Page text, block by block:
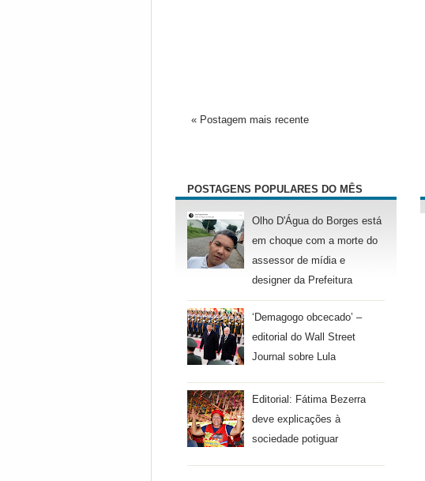
« Postagem mais recente
POSTAGENS POPULARES DO MÊS
Olho D'Água do Borges está
em choque com a morte do
assessor de mídia e
designer da Prefeitura
‘Demagogo obcecado’ –
editorial do Wall Street
Journal sobre Lula
Editorial: Fátima Bezerra
deve explicações à
sociedade potiguar